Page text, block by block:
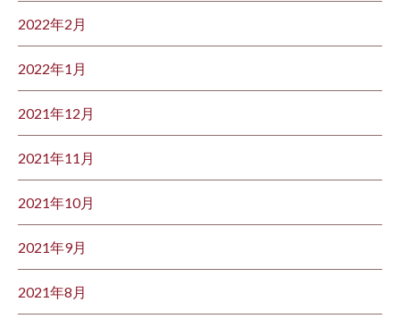
2022年2月
2022年1月
2021年12月
2021年11月
2021年10月
2021年9月
2021年8月